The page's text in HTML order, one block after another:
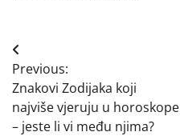
Navigacija
objava
Previous:
Znakovi Zodijaka koji
najviše vjeruju u horoskope
– jeste li vi među njima?